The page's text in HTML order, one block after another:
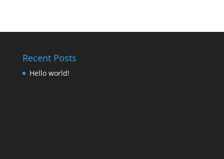
Recent Posts
Hello world!